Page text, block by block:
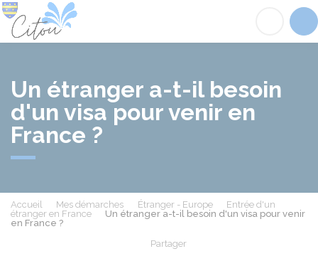
Un étranger a-t-il besoin
d'un visa pour venir en
France ?
Accueil Mes démarches Étranger - Europe
Entrée d'un
étranger en France
Un étranger a-t-il besoin d'un visa pour venir
en France ?
Partager